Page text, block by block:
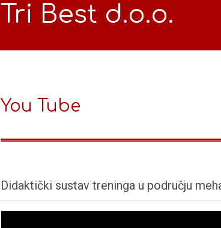
Tri Best d.o.o.
You Tube
Didaktički sustav treninga u području